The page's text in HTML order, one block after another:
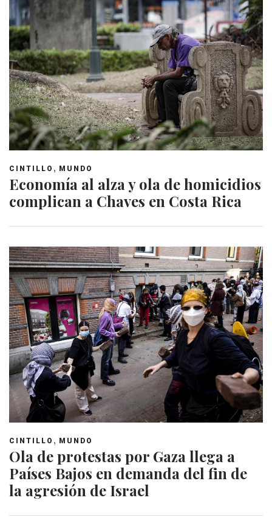
CINTILLO , MUNDO
Economía al alza y ola de homicidios
complican a Chaves en Costa Rica
CINTILLO , MUNDO
Ola de protestas por Gaza llega a
Países Bajos en demanda del fin de
la agresión de Israel